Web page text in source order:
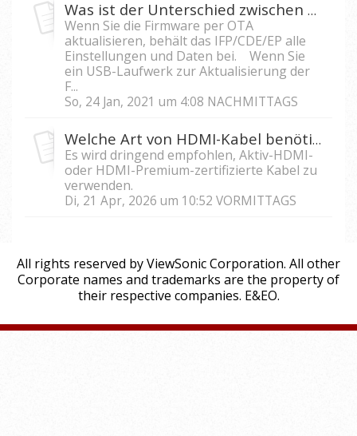
Was ist der Unterschied zwischen OTA- und USB-Laufwerk-Firmware-Upgrade bei IFP/CDE/EP?
Wenn Sie die Firmware per OTA
aktualisieren, behält das IFP/CDE/EP alle
Einstellungen und Daten bei. Wenn Sie
ein USB-Laufwerk zur Aktualisierung der
F...
So, 24 Jan, 2021 um 4:08 NACHMITTAGS
Welche Art von HDMI-Kabel benötige ich für eine Langstreckenverbindung?
Es wird dringend empfohlen, Aktiv-HDMI-
oder HDMI-Premium-zertifizierte Kabel zu
verwenden.
Di, 21 Apr, 2026 um 10:52 VORMITTAGS
All rights reserved by ViewSonic Corporation. All other
Corporate names and trademarks are the property of
their respective companies. E&EO.